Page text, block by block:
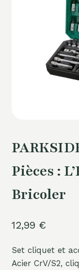
Pièces :
Bricoler
12,99 €
Set cliquet et
Acier CrV/S2,